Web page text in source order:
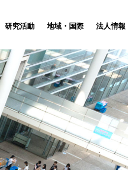
研究活動 地域・国際 法人情報